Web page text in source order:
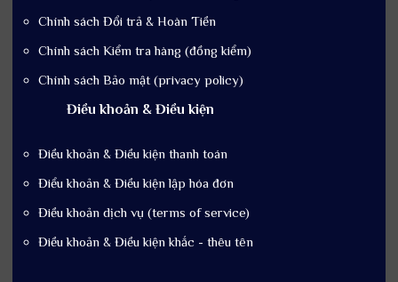
Chính sách Đổi trả & Hoàn Tiền
Chính sách Kiểm tra hàng (đồng kiểm)
Chính sách Bảo mật (privacy policy)
Điều khoản & Điều kiện
Điều khoản & Điều kiện thanh toán
Điểu khoản & Điều kiện lập hóa đơn
Điều khoản dịch vụ (terms of service)
Điều khoản & Điều kiện khắc - thêu tên